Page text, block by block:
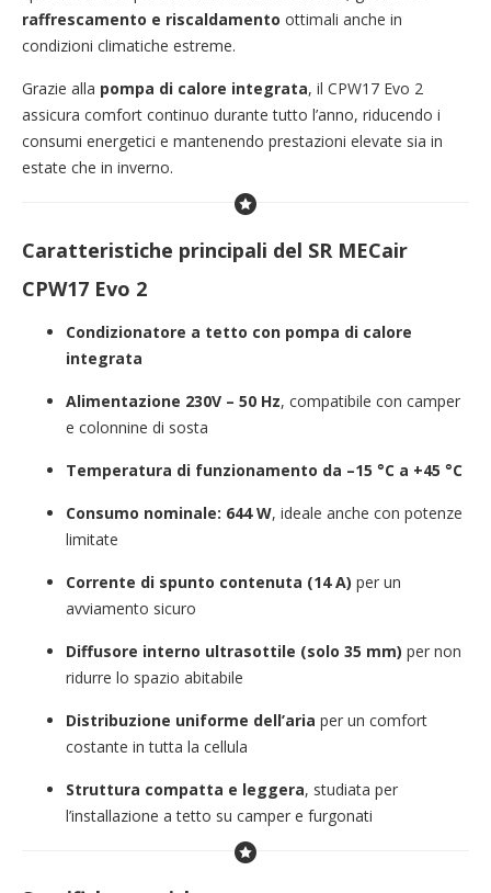
raffrescamento e riscaldamento ottimali anche in
condizioni climatiche estreme.
Grazie alla pompa di calore integrata, il CPW17 Evo 2
assicura comfort continuo durante tutto l’anno, riducendo i
consumi energetici e mantenendo prestazioni elevate sia in
estate che in inverno.
Caratteristiche principali del SR MECair
CPW17 Evo 2
Condizionatore a tetto con pompa di calore
integrata
Alimentazione 230V – 50 Hz, compatibile con camper
e colonnine di sosta
Temperatura di funzionamento da –15 °C a +45 °C
Consumo nominale: 644 W, ideale anche con potenze
limitate
Corrente di spunto contenuta (14 A) per un
avviamento sicuro
Diffusore interno ultrasottile (solo 35 mm) per non
ridurre lo spazio abitabile
Distribuzione uniforme dell’aria per un comfort
costante in tutta la cellula
Struttura compatta e leggera, studiata per
l’installazione a tetto su camper e furgonati